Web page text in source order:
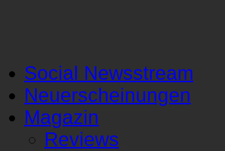
Social Newsstream
Neuerscheinungen
Magazin
Reviews